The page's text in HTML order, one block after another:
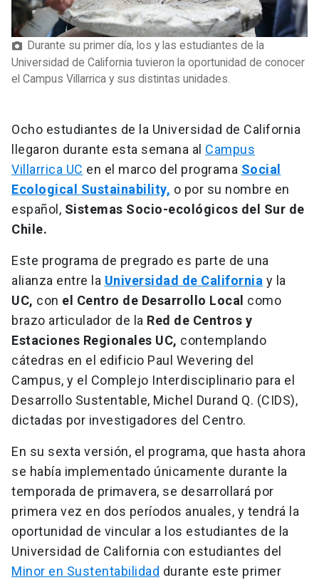
Durante su primer día, los y las estudiantes de la
Universidad de California tuvieron la oportunidad de conocer
el Campus Villarrica y sus distintas unidades.
Ocho estudiantes de la Universidad de California
llegaron durante esta semana al Campus
Villarrica UC en el marco del programa Social
Ecological Sustainability, o por su nombre en
español, Sistemas Socio-ecológicos del Sur de
Chile.
Este programa de pregrado es parte de una
alianza entre la Universidad de California y la
UC, con el Centro de Desarrollo Local como
brazo articulador de la Red de Centros y
Estaciones Regionales UC, contemplando
cátedras en el edificio Paul Wevering del
Campus, y el Complejo Interdisciplinario para el
Desarrollo Sustentable, Michel Durand Q. (CIDS),
dictadas por investigadores del Centro.
En su sexta versión, el programa, que hasta ahora
se había implementado únicamente durante la
temporada de primavera, se desarrollará por
primera vez en dos períodos anuales, y tendrá la
oportunidad de vincular a los estudiantes de la
Universidad de California con estudiantes del
Minor en Sustentabilidad durante este primer